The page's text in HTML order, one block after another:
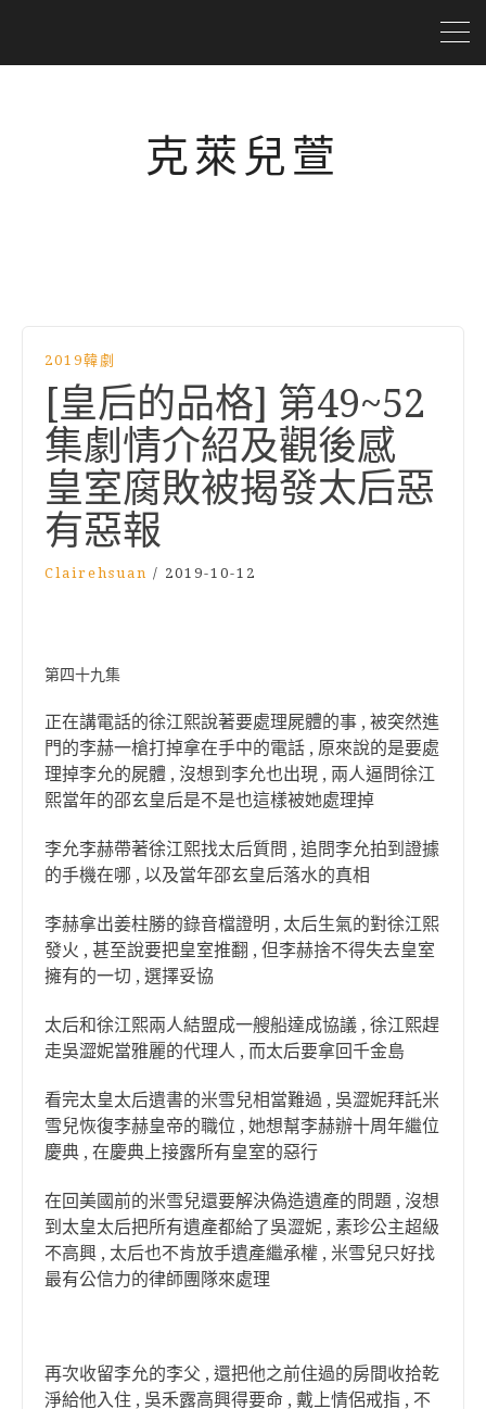
克萊兒萱
2019韓劇
[皇后的品格] 第49~52
集劇情介紹及觀後感
皇室腐敗被揭發太后惡
有惡報
Clairehsuan / 2019-10-12
第四十九集
正在講電話的徐江熙說著要處理屍體的事 , 被突然進
門的李赫一槍打掉拿在手中的電話 , 原來說的是要處
理掉李允的屍體 , 沒想到李允也出現 , 兩人逼問徐江
熙當年的邵玄皇后是不是也這樣被她處理掉
李允李赫帶著徐江熙找太后質問 , 追問李允拍到證據
的手機在哪 , 以及當年邵玄皇后落水的真相
李赫拿出姜柱勝的錄音檔證明 , 太后生氣的對徐江熙
發火 , 甚至說要把皇室推翻 , 但李赫捨不得失去皇室
擁有的一切 , 選擇妥協
太后和徐江熙兩人結盟成一艘船達成協議 , 徐江熙趕
走吳澀妮當雅麗的代理人 , 而太后要拿回千金島
看完太皇太后遺書的米雪兒相當難過 , 吳澀妮拜託米
雪兒恢復李赫皇帝的職位 , 她想幫李赫辦十周年繼位
慶典 , 在慶典上接露所有皇室的惡行
在回美國前的米雪兒還要解決偽造遺產的問題 , 沒想
到太皇太后把所有遺產都給了吳澀妮 , 素珍公主超級
不高興 , 太后也不肯放手遺產繼承權 , 米雪兒只好找
最有公信力的律師團隊來處理
再次收留李允的李父 , 還把他之前住過的房間收拾乾
淨給他入住 , 吳禾露高興得要命 , 戴上情侶戒指 , 不